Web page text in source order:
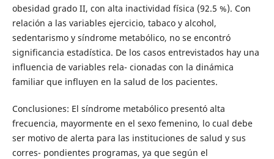
obesidad grado II, con alta inactividad física (92.5 %). Con
relación a las variables ejercicio, tabaco y alcohol,
sedentarismo y síndrome metabólico, no se encontró
significancia estadística. De los casos entrevistados hay una
influencia de variables rela- cionadas con la dinámica
familiar que influyen en la salud de los pacientes.
Conclusiones: El síndrome metabólico presentó alta
frecuencia, mayormente en el sexo femenino, lo cual debe
ser motivo de alerta para las instituciones de salud y sus
corres- pondientes programas, ya que según el